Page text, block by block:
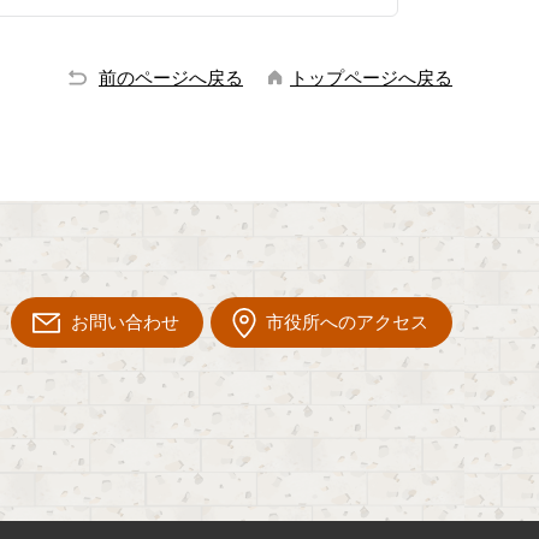
前のページへ戻る トップページへ戻る
お問い合わせ 市役所へのアクセス